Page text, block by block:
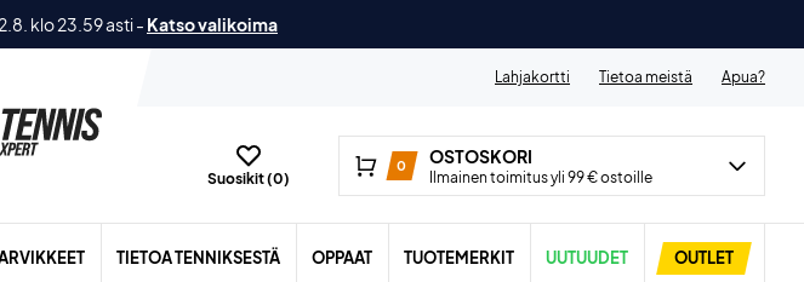
klo 23.59 asti- Katso valikoima
Lahjakortti Tietoa meistä Apua?
Suosikit (0)
0 OSTOSKORI
Ilmainen toimitus yli 99 € ostoille
TIETOA TENNIKSESTÄ OPPAAT TUOTEMERKIT UUTUUDET OUTLET